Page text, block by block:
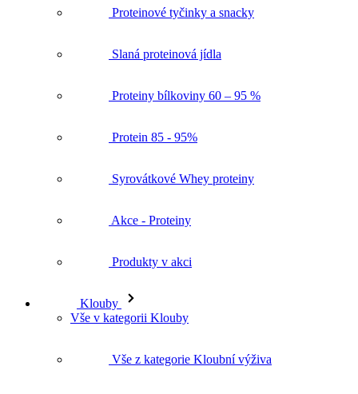
Proteinové tyčinky a snacky
Slaná proteinová jídla
Proteiny bílkoviny 60 – 95 %
Protein 85 - 95%
Syrovátkové Whey proteiny
Akce - Proteiny
Produkty v akci
Klouby
Vše v kategorii Klouby
Vše z kategorie Kloubní výživa